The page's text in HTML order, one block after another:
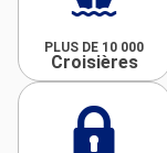
PLUS DE 10 000
Croisières